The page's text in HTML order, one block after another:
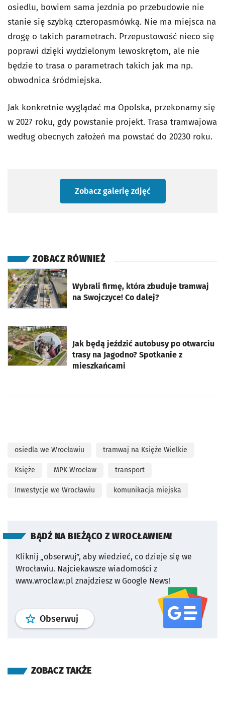
osiedlu, bowiem sama jezdnia po przebudowie nie
stanie się szybką czteropasmówką. Nie ma miejsca na
drogę o takich parametrach. Przepustowość nieco się
poprawi dzięki wydzielonym lewoskrętom, ale nie
będzie to trasa o parametrach takich jak ma np.
obwodnica śródmiejska.
Jak konkretnie wyglądać ma Opolska, przekonamy się
w 2027 roku, gdy powstanie projekt. Trasa tramwajowa
według obecnych założeń ma powstać do 20230 roku.
Zobacz galerię zdjęć
ZOBACZ RÓWNIEŻ
Wybrali firmę, która zbuduje tramwaj
na Swojczyce! Co dalej?
otworzy się w nowej karcie
Jak będą jeździć autobusy po otwarciu
trasy na Jagodno? Spotkanie z
mieszkańcami
otworzy się w nowej karcie
osiedla we Wrocławiu tramwaj na Księże Wielkie
Księże MPK Wrocław transport
Inwestycje we Wrocławiu komunikacja miejska
BĄDŹ NA BIEŻĄCO Z WROCŁAWIEM!
Kliknij „obserwuj”, aby wiedzieć, co dzieje się we
Wrocławiu. Najciekawsze wiadomości z
www.wroclaw.pl znajdziesz w Google News!
Obserwuj profil serwisu
ZOBACZ TAKŻE